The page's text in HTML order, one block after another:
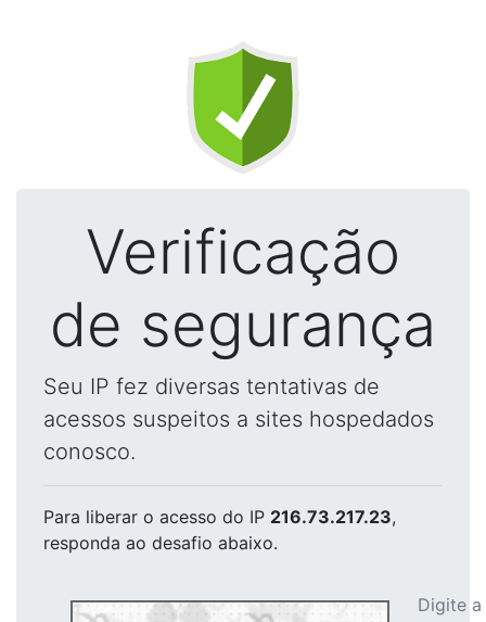
Verificação
de segurança
Seu IP fez diversas tentativas de
acessos suspeitos a sites hospedados
conosco.
Para liberar o acesso do IP 216.73.217.23,
responda ao desafio abaixo.
Digite